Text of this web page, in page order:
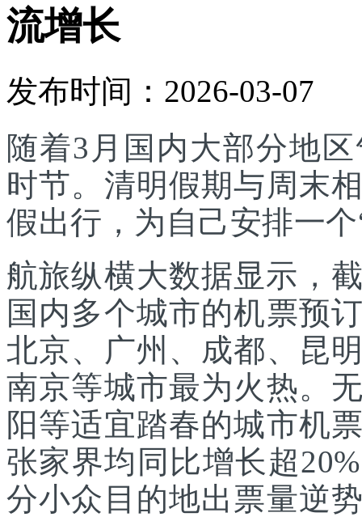
流增长
发布时间：2026-03-07
随着3月国内大部分地
时节。清明假期与周末
假出行，为自己安排一
航旅纵横大数据显示，
国内多个城市的机票预
北京、广州、成都、昆
南京等城市最为火热。
阳等适宜踏春的城市机
张家界均同比增长超
分小众目的地出票量逆